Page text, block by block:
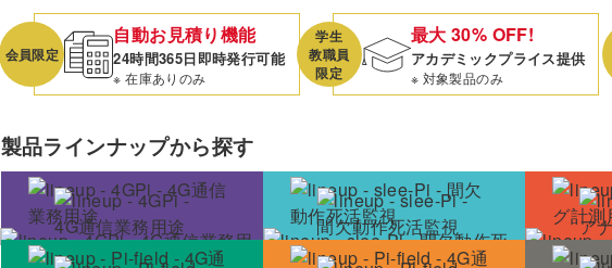
会員限定
自動お見積り機能
24時間365日即時発行可能
※ 在庫ありのみ
学生
教職員
限定
最大 30% OFF!
アカデミックプライス提供
※ 対象製品のみ
製品ラインナップから探す